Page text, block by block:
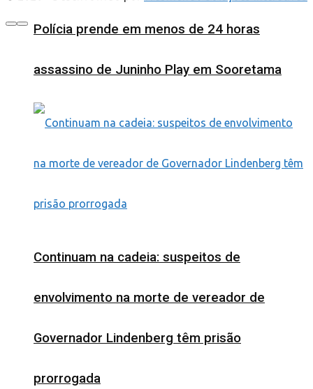
Polícia prende em menos de 24 horas
assassino de Juninho Play em Sooretama
Continuam na cadeia: suspeitos de
envolvimento na morte de vereador de
Governador Lindenberg têm prisão
prorrogada